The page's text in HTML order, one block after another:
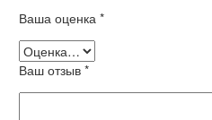
Ваша оценка *
Ваш отзыв *